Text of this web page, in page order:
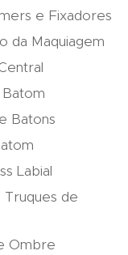
e Fixadores
da Maquiagem
Batons
Labial
de
Ombre